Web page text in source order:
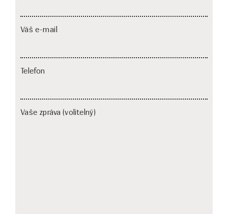
Váš e-mail
Telefon
Vaše zpráva (volitelný)